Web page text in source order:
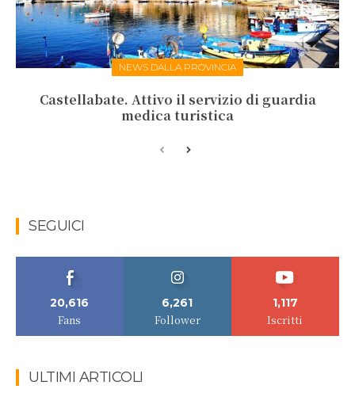
NEWS DALLA PROVINCIA
Castellabate. Attivo il servizio di guardia
medica turistica
SEGUICI
20,616
Fans
6,261
Follower
1,117
Iscritti
ULTIMI ARTICOLI